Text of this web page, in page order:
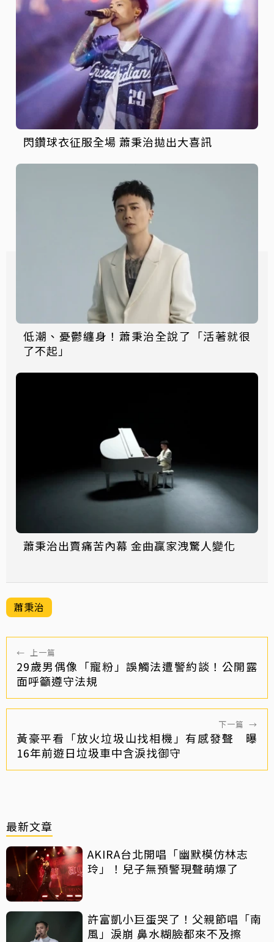
閃鑽球衣征服全場 蕭秉治拋出大喜訊
低潮、憂鬱纏身！蕭秉治全說了「活著就很
了不起」
蕭秉治出賣痛苦內幕 金曲贏家洩驚人變化
蕭秉治
← 上一篇
29歲男偶像「寵粉」誤觸法遭警約談！公開露
面呼籲遵守法規
下一篇 →
黃豪平看「放火垃圾山找相機」有感發聲 曝
16年前遊日垃圾車中含淚找御守
最新文章
AKIRA台北開唱「幽默模仿林志
玲」！兒子無預警現聲萌爆了
許富凱小巨蛋哭了！父親節唱「南
風」淚崩 鼻水糊臉都來不及擦